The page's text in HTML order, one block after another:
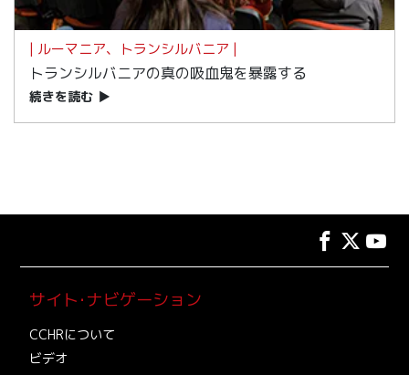
| ルーマニア、トランシルバニア |
トランシルバニアの真の吸血鬼を暴露する
続きを読む ▶
サイト･ナビゲーション
CCHRについて
ビデオ